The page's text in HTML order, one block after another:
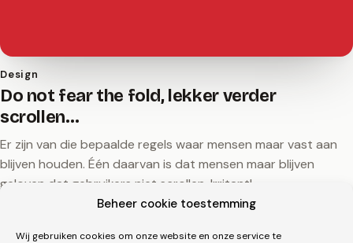
Beheer cookie toestemming
Wij gebruiken cookies om onze website en onze service te
Design
Do not fear the fold, lekker verder
scrollen…
Er zijn van die bepaalde regels waar mensen maar vast aan
blijven houden. Één daarvan is dat mensen maar blijven
geloven dat gebruikers niet scrollen. Irritant!